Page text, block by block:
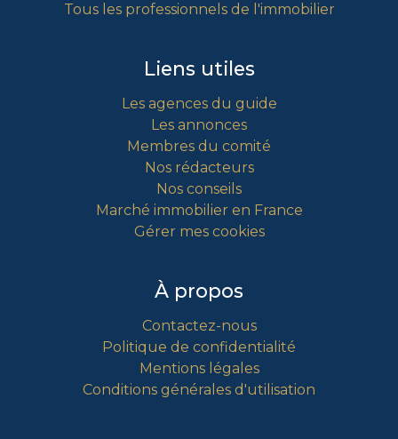
Tous les professionnels de l'immobilier
Liens utiles
Les agences du guide
Les annonces
Membres du comité
Nos rédacteurs
Nos conseils
Marché immobilier en France
Gérer mes cookies
À propos
Contactez-nous
Politique de confidentialité
Mentions légales
Conditions générales d'utilisation